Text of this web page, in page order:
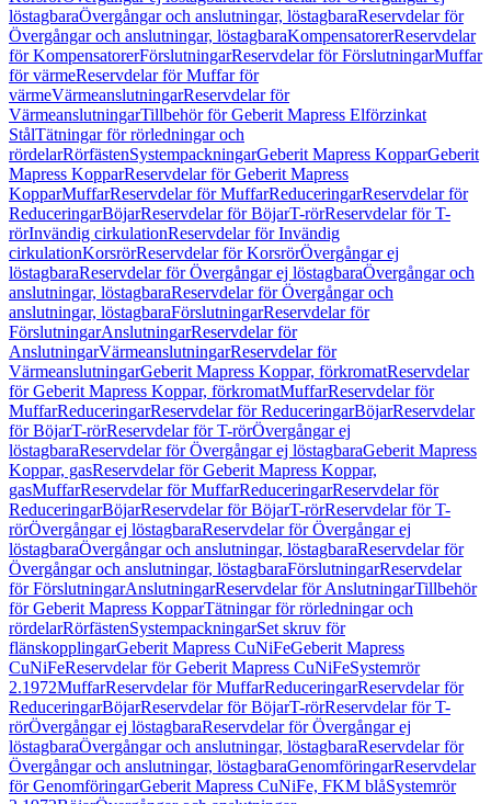
löstagbaraÖvergångar och anslutningar, löstagbaraReservdelar för
Övergångar och anslutningar, löstagbaraKompensatorerReservdelar
för KompensatorerFörslutningarReservdelar för FörslutningarMuffar
för värmeReservdelar för Muffar för
värmeVärmeanslutningarReservdelar för
VärmeanslutningarTillbehör för Geberit Mapress Elförzinkat
StålTätningar för rörledningar och
rördelarRörfästenSystempackningarGeberit Mapress KopparGeberit
Mapress KopparReservdelar för Geberit Mapress
KopparMuffarReservdelar för MuffarReduceringarReservdelar för
ReduceringarBöjarReservdelar för BöjarT-rörReservdelar för T-
rörInvändig cirkulationReservdelar för Invändig
cirkulationKorsrörReservdelar för KorsrörÖvergångar ej
löstagbaraReservdelar för Övergångar ej löstagbaraÖvergångar och
anslutningar, löstagbaraReservdelar för Övergångar och
anslutningar, löstagbaraFörslutningarReservdelar för
FörslutningarAnslutningarReservdelar för
AnslutningarVärmeanslutningarReservdelar för
VärmeanslutningarGeberit Mapress Koppar, förkromatReservdelar
för Geberit Mapress Koppar, förkromatMuffarReservdelar för
MuffarReduceringarReservdelar för ReduceringarBöjarReservdelar
för BöjarT-rörReservdelar för T-rörÖvergångar ej
löstagbaraReservdelar för Övergångar ej löstagbaraGeberit Mapress
Koppar, gasReservdelar för Geberit Mapress Koppar,
gasMuffarReservdelar för MuffarReduceringarReservdelar för
ReduceringarBöjarReservdelar för BöjarT-rörReservdelar för T-
rörÖvergångar ej löstagbaraReservdelar för Övergångar ej
löstagbaraÖvergångar och anslutningar, löstagbaraReservdelar för
Övergångar och anslutningar, löstagbaraFörslutningarReservdelar
för FörslutningarAnslutningarReservdelar för AnslutningarTillbehör
för Geberit Mapress KopparTätningar för rörledningar och
rördelarRörfästenSystempackningarSet skruv för
flänskopplingarGeberit Mapress CuNiFeGeberit Mapress
CuNiFeReservdelar för Geberit Mapress CuNiFeSystemrör
2.1972MuffarReservdelar för MuffarReduceringarReservdelar för
ReduceringarBöjarReservdelar för BöjarT-rörReservdelar för T-
rörÖvergångar ej löstagbaraReservdelar för Övergångar ej
löstagbaraÖvergångar och anslutningar, löstagbaraReservdelar för
Övergångar och anslutningar, löstagbaraGenomföringarReservdelar
för GenomföringarGeberit Mapress CuNiFe, FKM blåSystemrör